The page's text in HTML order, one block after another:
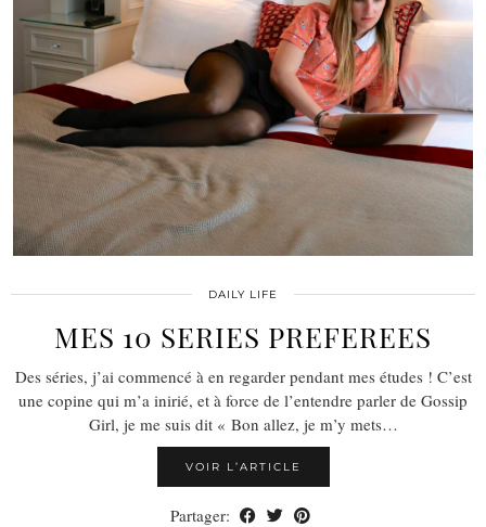
DAILY LIFE
MES 10 SERIES PREFEREES
Des séries, j’ai commencé à en regarder pendant mes études ! C’est
une copine qui m’a inirié, et à force de l’entendre parler de Gossip
Girl, je me suis dit « Bon allez, je m’y mets…
VOIR L’ARTICLE
Partager: